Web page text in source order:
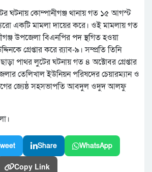
ঘটনায় কোম্পানীগঞ্জ থানায় গত ১৫ আগস্ট
একটি মামলা দায়ের করে। ওই মামলায় গত
উপজেলা বিএনপির পদ স্থগিত হওয়া
গ্রেপ্তার করে র‌্যাব-৯। সম্প্রতি তিনি
পাথর লুটের ঘটনায় গত ৪ অক্টোবর গ্রেপ্তার
তেলিখাল ইউনিয়ন পরিষদের চেয়ারম্যান ও
জ্যেষ্ঠ সহসভাপতি আবদুল ওদুদ আলফু
Share WhatsApp
Copy Link